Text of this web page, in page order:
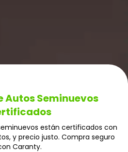
Autos Seminuevos
están certificados con
y precio justo. Compra seguro
Caranty.